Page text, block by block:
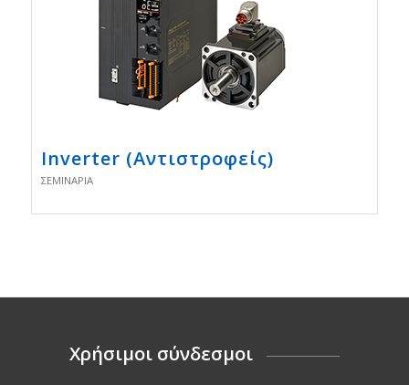
Inverter (Αντιστροφείς)
ΣΕΜΙΝΆΡΙΑ
Χρήσιμοι σύνδεσμοι